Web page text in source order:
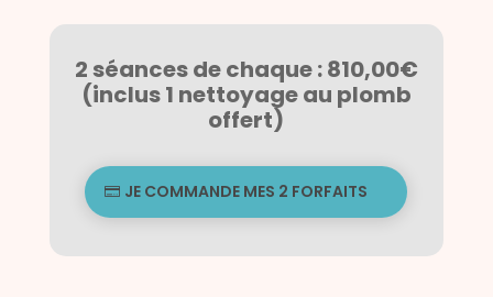
2 séances de chaque : 810,00€
(inclus 1 nettoyage au plomb
offert)
JE COMMANDE MES 2 FORFAITS